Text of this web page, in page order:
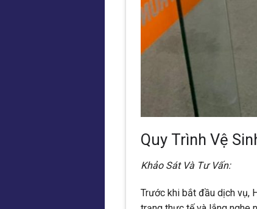
Quy Trình Vệ
Khảo Sát Và Tư Vấn:
Trước khi bắt đầu dịch vụ,